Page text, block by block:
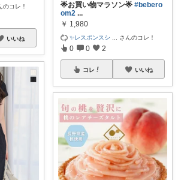
のコレ！
いいね
🌟お買い物マラソン🌟 #bebero
om2 ...
￥ 1,980
✨レスポンスシ さんのコレ！
0 0 2
コレ いいね